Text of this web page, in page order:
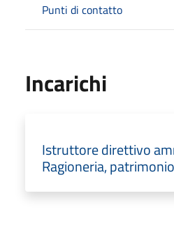
Punti di contatto
Incarichi
Istruttore direttivo
Ragioneria,